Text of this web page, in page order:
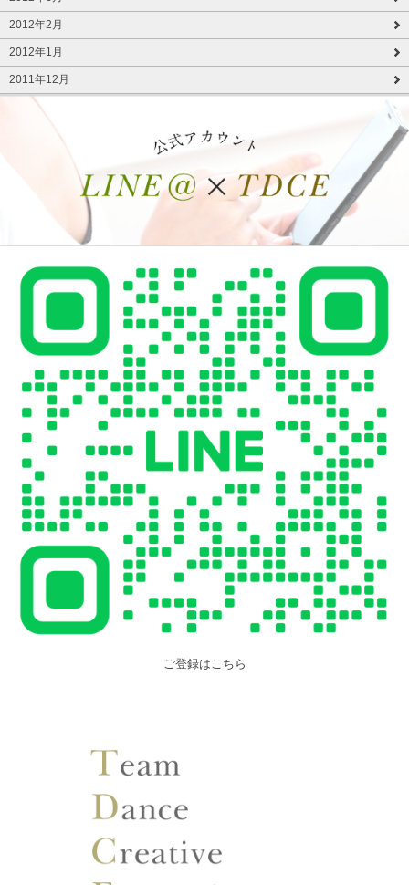
2012年2月
2012年1月
2011年12月
ご登録はこちら